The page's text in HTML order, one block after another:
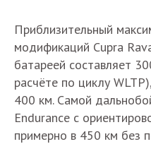
Приблизительный
модификаций Cupra
батареей составляет
расчёте по циклу
400 км. Самой
Endurance с
примерно в 450 км без